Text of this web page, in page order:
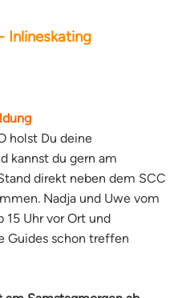
Inlineskating
holst Du deine
kannst du gern am
direkt neben dem SCC
Nadja und Uwe vom
15 Uhr vor Ort und
Guides schon treffen